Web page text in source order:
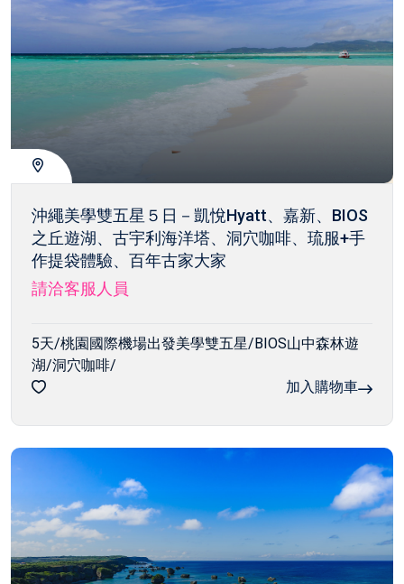
沖繩美學雙五星５日－凱悅Hyatt、嘉新、BIOS
之丘遊湖、古宇利海洋塔、洞穴咖啡、琉服+手
作提袋體驗、百年古家大家
請洽客服人員
5天/桃園國際機場出發美學雙五星/BIOS山中森林遊
湖/洞穴咖啡/
加入購物車